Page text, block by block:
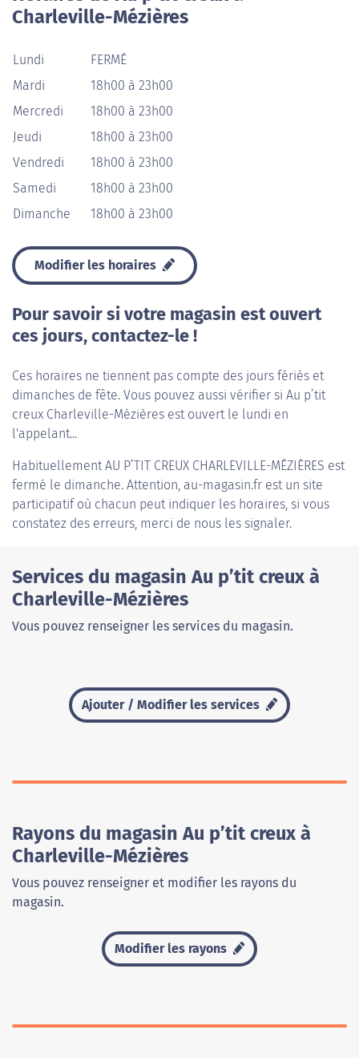
Charleville-Mézières
Lundi
FERMÉ
Mardi
18h00 à 23h00
Mercredi
18h00 à 23h00
Jeudi
18h00 à 23h00
Vendredi
18h00 à 23h00
Samedi
18h00 à 23h00
Dimanche
18h00 à 23h00
Modifier les horaires
Pour savoir si votre magasin est ouvert
ces jours, contactez-le !
Ces horaires ne tiennent pas compte des jours fériés et
dimanches de fête. Vous pouvez aussi vérifier si Au p’tit
creux Charleville-Mézières est ouvert le lundi en
l'appelant...
HabituellementAU P’TIT CREUX CHARLEVILLE-MÉZIÈRES est
fermé le dimanche. Attention, au-magasin.fr est un site
participatif où chacun peut indiquer les horaires, si vous
constatez des erreurs, merci de nous les signaler.
Services du magasin Au p’tit creux à
Charleville-Mézières
Vous pouvez renseigner les services du magasin.
Ajouter / Modifier les services
Rayons du magasin Au p’tit creux à
Charleville-Mézières
Vous pouvez renseigner et modifier les rayons du
magasin.
Modifier les rayons